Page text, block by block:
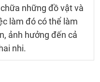
những đồ vật và
làm đó có thể làm
ảnh hưởng đến cả
nhi.